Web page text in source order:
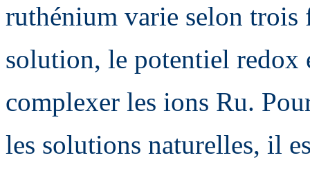
ruthénium varie selon
solution, le potentiel redox
complexer les ions Ru.
les solutions naturelles, il